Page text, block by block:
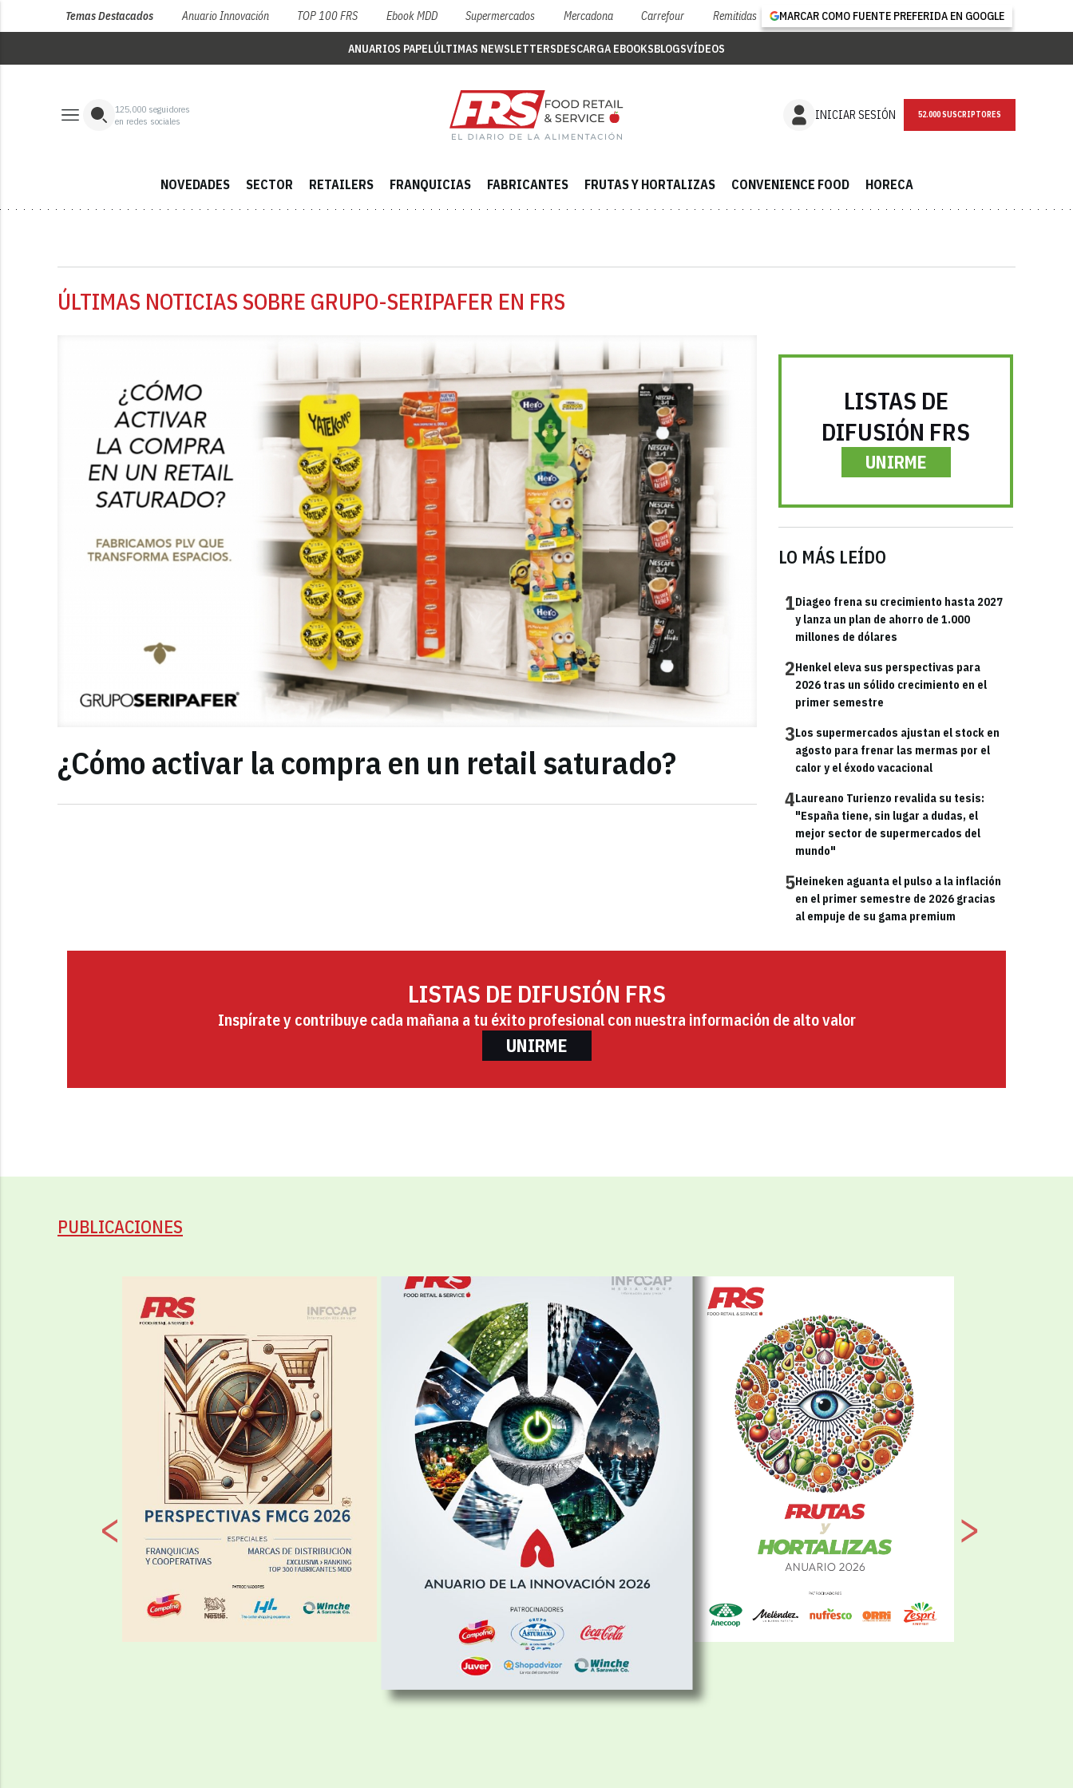
Temas Destacados Anuario Innovación TOP 100 FRS Ebook MDD Supermercados Mercadona Carrefour Remitidas MARCAR COMO FUENTE PREFERIDA EN GOOGLE
ANUARIOS PAPELÚLTIMAS NEWSLETTERSDESCARGA EBOOKSBLOGSVÍDEOS
125,000 seguidores
en redes sociales
INICIAR SESIÓN NEWSLETTER
NOVEDADES SECTOR RETAILERS FRANQUICIAS FABRICANTES FRUTAS Y HORTALIZAS CONVENIENCE FOOD HORECA
ÚLTIMAS NOTICIAS SOBRE GRUPO-SERIPAFER EN FRS
¿Cómo activar la compra en un retail saturado?
LISTAS DE
DIFUSIÓN FRS
UNIRME
LO MÁS LEÍDO
1Diageo frena su crecimiento hasta 2027
y lanza un plan de ahorro de 1.000
millones de dólares
2Henkel eleva sus perspectivas para
2026 tras un sólido crecimiento en el
primer semestre
3Los supermercados ajustan el stock en
agosto para frenar las mermas por el
calor y el éxodo vacacional
4Laureano Turienzo revalida su tesis:
"España tiene, sin lugar a dudas, el
mejor sector de supermercados del
mundo"
5Heineken aguanta el pulso a la inflación
en el primer semestre de 2026 gracias
al empuje de su gama premium
LISTAS DE DIFUSIÓN FRS
Inspírate y contribuye cada mañana a tu éxito profesional con nuestra información de alto valor
UNIRME
PUBLICACIONES